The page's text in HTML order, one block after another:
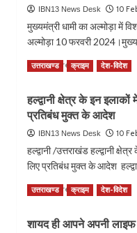
कार्यक्रमों
में
प्रतिभाग।
मंत्री
गणेश
जोशी
को
मिला
आमंत्रण।
IBN13 News Desk 10
मुख्यमंत्री धामी का अल्मोड़ा में
अल्मोड़ा 10 फरवरी
Read MoreRead
मातृ-
शक्ति
कार्यक्रम
अल्मोड़ा
पहुंचे
मुख्यमंत्री
पुष्कर
धामी।
उत्तराखण्ड क्राइम देश-विदेश
हल्द्वानी क्षेत्र के इन
प्रतिबंध मुक्त के आदेश
IBN13 News Desk 10
हल्द्वानी /उत्तराखंड हल्द्वानी
लिए प्रतिबंध मुक्त के आदेश
Read MoreRead
हल्द्वानी
उत्तराखण्ड क्राइम देश-विदेश
शायद ही आपने अपनी लाइफ